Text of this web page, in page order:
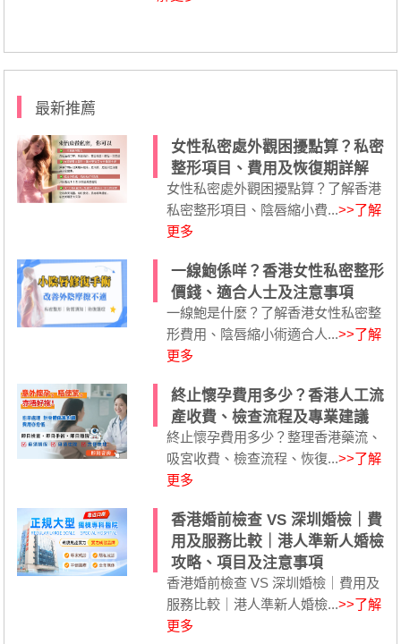
最新推薦
女性私密處外觀困擾點算？私密
整形項目、費用及恢復期詳解
女性私密處外觀困擾點算？了解香港
私密整形項目、陰唇縮小費...>>了解
更多
一線鮑係咩？香港女性私密整形
價錢、適合人士及注意事項
一線鮑是什麼？了解香港女性私密整
形費用、陰唇縮小術適合人...>>了解
更多
終止懷孕費用多少？香港人工流
產收費、檢查流程及專業建議
終止懷孕費用多少？整理香港藥流、
吸宮收費、檢查流程、恢復...>>了解
更多
香港婚前檢查 VS 深圳婚檢｜費
用及服務比較｜港人準新人婚檢
攻略、項目及注意事項
香港婚前檢查 VS 深圳婚檢｜費用及
服務比較｜港人準新人婚檢...>>了解
更多